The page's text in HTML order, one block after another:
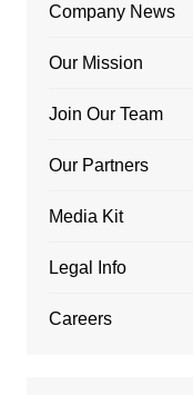
Company News
Our Mission
Join Our Team
Our Partners
Media Kit
Legal Info
Careers